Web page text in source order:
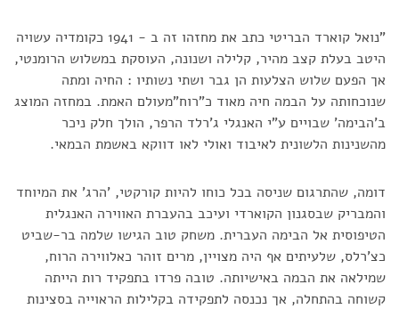
"נואל קוארד הבריטי כתב את מחזהו זה ב - 1941 כקומדיה עשויה
היטב בעלת קצב מהיר, קלילה ושנונה, העוסקת במשלוש הרומנטי,
אך הפעם שלוש הצלעות הן גבר ושתי נשותיו : החיה ומתה
שנוכחותה על הבמה חיה מאוד כ"רוח"מעולם האמת. במחזה המוצג
ב'הבימה' שבויים ע"י האנגלי ג'רלד הרפר, הולך חלק ניכר
מהשנינות הלשונית לאיבוד ואולי לאו דווקא באשמת הבמאי.
דומה, שהתרגום שניסה בכל כוחו להיות קורקטי, 'הרג' את המיוחד
והמבריק שבסגנון הקוארדי ועיכב בהעברת האווירה האנגלית
הטיפוסית אל הבימה העברית. משחק טוב הגישו שלמה בר-שביט
כצ'רלס, שלעיתים אף היה מצויין, מרים זוהר כאלווירה הרוח,
שמילאה את הבמה באישיותה. טובה פרדו בתפקיד רות הייתה
קשוחה בהתחלה, אך נכנסה לתפקידה בקלילות הראוייה בסצינות